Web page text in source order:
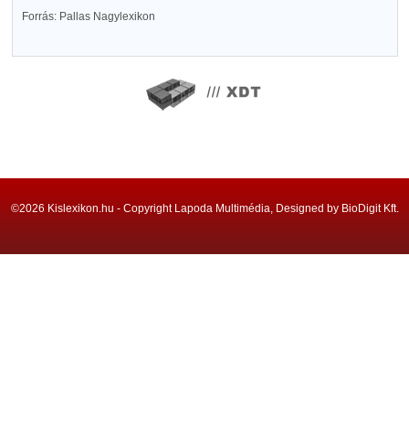
Forrás: Pallas Nagylexikon
©2026 Kislexikon.hu - Copyright Lapoda Multimédia, Designed by BioDigit Kft.